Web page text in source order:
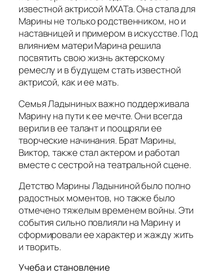
известной актрисой МХАТа. Она стала для
Марины не только родственником, но и
наставницей и примером в искусстве. Под
влиянием матери Марина решила
посвятить свою жизнь актерскому
ремеслу и в будущем стать известной
актрисой, как и ее мать.
Семья Ладыниных важно поддерживала
Марину на пути к ее мечте. Они всегда
верили в ее талант и поощряли ее
творческие начинания. Брат Марины,
Виктор, также стал актером и работал
вместе с сестрой на театральной сцене.
Детство Марины Ладыниной было полно
радостных моментов, но также было
отмечено тяжелым временем войны. Эти
события сильно повлияли на Марину и
сформировали ее характер и жажду жить
и творить.
Учеба и становление